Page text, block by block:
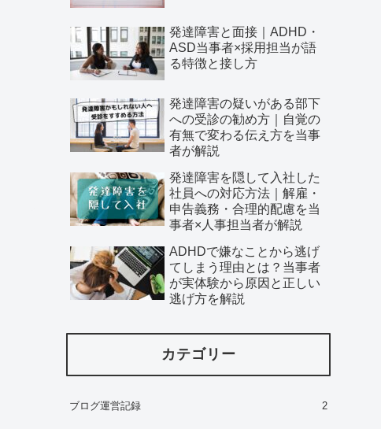
発達障害と面接｜ADHD・
ASD当事者×採用担当が語
る特徴と接し方
発達障害の疑いがある部下
への受診の勧め方｜自覚の
有無で変わる伝え方を当事
者が解説
発達障害を隠して入社した
社員への対応方法｜解雇・
申告義務・合理的配慮を当
事者×人事担当者が解説
ADHDで嫌なことから逃げ
てしまう理由とは？当事者
が実体験から原因と正しい
逃げ方を解説
カテゴリー
ブログ運営記録 2